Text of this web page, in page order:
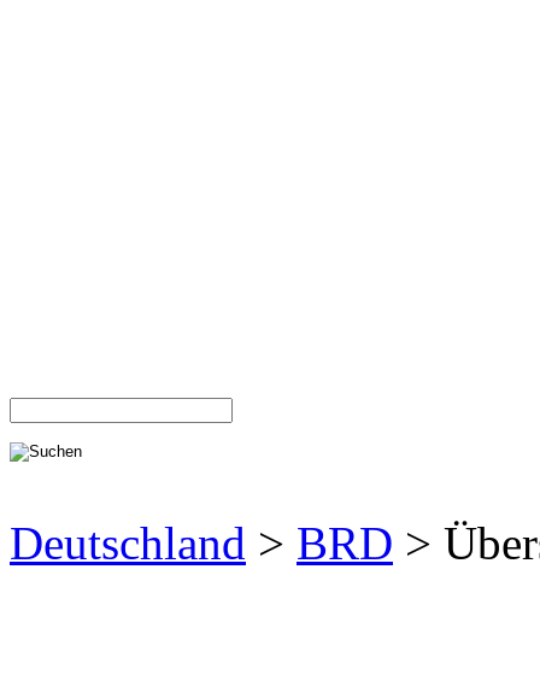
Deutschland > BRD >